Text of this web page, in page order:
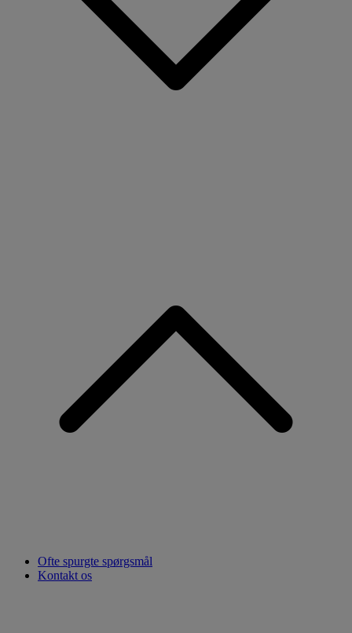
Ofte spurgte spørgsmål
Kontakt os